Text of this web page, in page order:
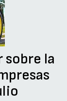
sobre la